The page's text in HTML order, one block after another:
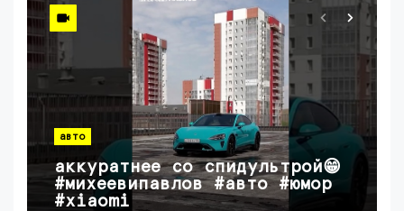
авто
аккуратнее со спидультрой😁
#михеевипавлов #авто #юмор
#xiaomi